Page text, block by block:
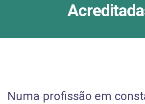
Numa profissão em